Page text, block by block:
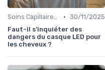
Soins Capillaires Bio • 30/11/2025
Faut-il s’inquiéter des
dangers du casque LED pour
les cheveux ?